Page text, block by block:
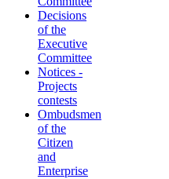
Decisions
of the
Executive
Committee
Notices -
Projects
contests
Ombudsmen
of the
Citizen
and
Enterprise